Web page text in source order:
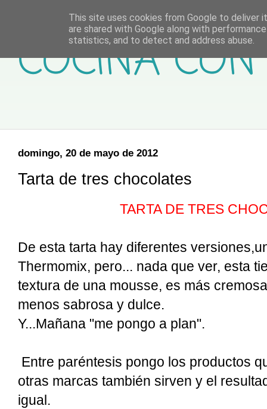
COCINA
domingo, 20 de mayo de 2012
Tarta de tres chocolates
TARTA DE TRES
De esta tarta hay diferentes
Thermomix, pero... nada que ver, esta
textura de una mousse, es más
menos sabrosa y dulce.
Y...Mañana "me pongo a plan".
Entre paréntesis pongo los productos
otras marcas también sirven y el
igual.
This site uses cookies from Google to deliver
are shared with Google along with
statistics, and to detect and address abuse.